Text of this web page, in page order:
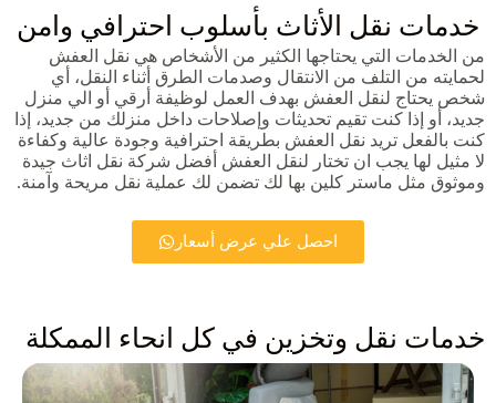
خدمات نقل الأثاث بأسلوب احترافي وامن
من الخدمات التي يحتاجها الكثير من الأشخاص هي نقل العفش
لحمايته من التلف من الانتقال وصدمات الطرق أثناء النقل، أي
شخص يحتاج لنقل العفش بهدف العمل لوظيفة أرقي أو الي منزل
جديد، أو إذا كنت تقيم تحديثات وإصلاحات داخل منزلك من جديد، إذا
كنت بالفعل تريد نقل العفش بطريقة احترافية وجودة عالية وكفاءة
لا مثيل لها يجب ان تختار لنقل العفش أفضل شركة نقل اثاث جيدة
وموثوق مثل ماستر كلين بها لك تضمن لك عملية نقل مريحة وآمنة.
احصل علي عرض أسعار
خدمات نقل وتخزين في كل انحاء الممكلة